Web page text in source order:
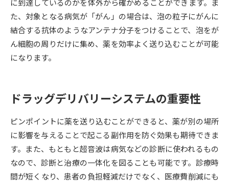
来場型・Web型イベント特集 夢ナビライブ
受験準備 資料検索
先輩が入学を決めた理由 テレメール全国一斉進学調査
新生活お役立ちガイド
に到達しているのかを体外から確かめることができます。ま
た、対象となる病気が「がん」の場合は、泡の粒子にがんに
結合する抗体のようなアンテナ分子をつけることで、泡をが
ん細胞の周りだけに集め、薬を効率よく送り込むことが可能
になります。
ドラッグデリバリーシステムの重要性
ピンポイントに薬を送り込むことができると、薬が別の場所
に影響を与えることで起こる副作用を防ぐ効果も期待できま
す。また、もともと超音波は病気などの診断に使われるもの
なので、診断と治療の一体化を図ることも可能です。診療時
間が短くなり、患者の負担軽減だけでなく、医療費削減にも